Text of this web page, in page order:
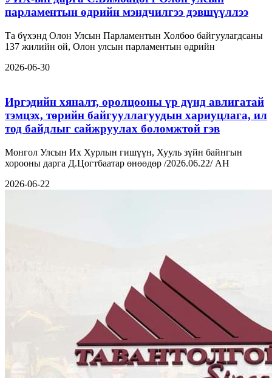
парламентын өдрийн мэндчилгээ дэвшүүллээ
Та бүхэнд Олон Улсын Парламентын Холбоо байгуулагдсаны
137 жилийн ой, Олон улсын парламентын өдрийн
2026-06-30
Иргэдийн хяналт, оролцооны үр дүнд авлигатай
тэмцэх, төрийн байгууллагуудын хариуцлага, ил
тод байдлыг сайжруулах боломжтой гэв
Монгол Улсын Их Хурлын гишүүн, Хууль зүйн байнгын
хорооны дарга Д.Цогтбаатар өнөөдөр /2026.06.22/ АН
2026-06-22